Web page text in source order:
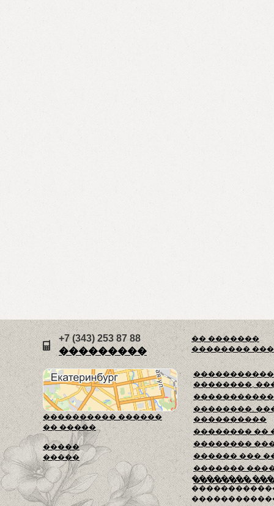
�� �������
��������
��������,
��������.
����������
�������� ��
��������
������ ���
�������
��������
���������� ������
�� �����
�����
�����
��������
+7 (343) 253 87 88
���������